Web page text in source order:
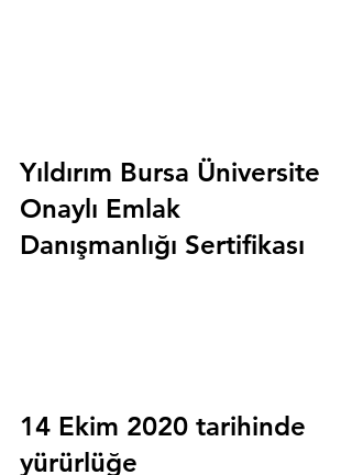
Yıldırım Bursa Üniversite
Onaylı Emlak
Danışmanlığı Sertifikası
14 Ekim 2020 tarihinde
yürürlüğe